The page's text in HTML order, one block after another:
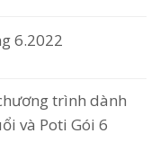
6.2022
trình dành
và Poti Gói 6